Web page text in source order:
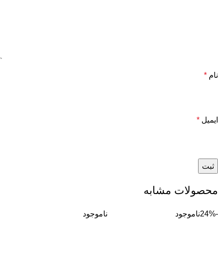
نام *
ایمیل *
محصولات مشابه
-24% ناموجود ناموجود